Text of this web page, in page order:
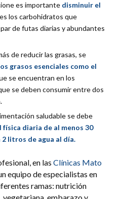
es importante disminuir el
los carbohidratos que
de futas diarias y abundantes
de reducir las grasas, se
grasos esenciales como el
se encuentran en los
se deben consumir entre dos
saludable se debe
diaria de al menos 30
2 litros de agua al día.
en las Clínicas Mato
equipo de especialistas en
ramas: nutrición